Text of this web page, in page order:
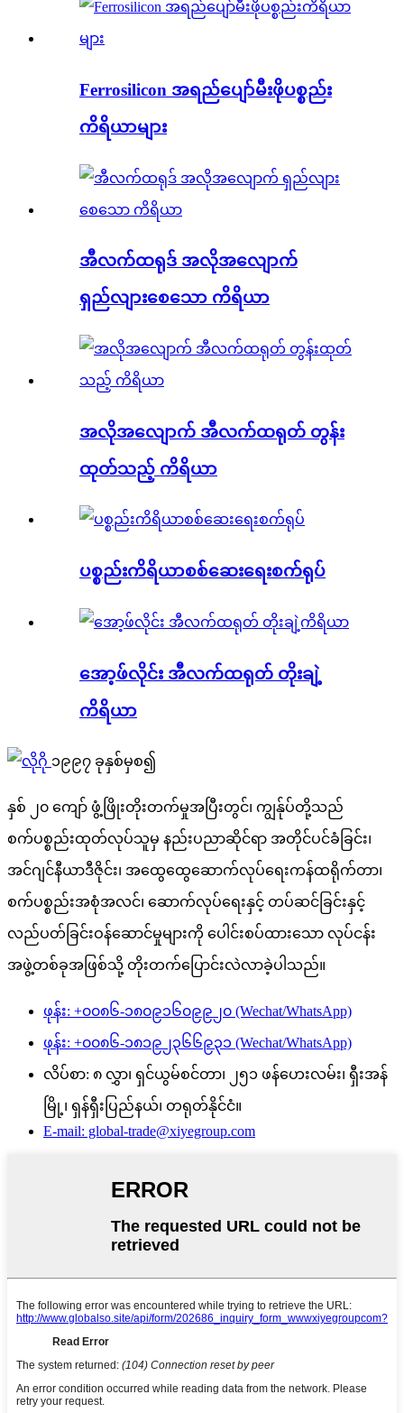
Ferrosilicon အရည်ပျော်မီးဖိုပစ္စည်း
ကိရိယာများ
အီလက်ထရုဒ် အလိုအလျောက်
ရှည်လျားစေသော ကိရိယာ
အလိုအလျောက် အီလက်ထရုတ် တွန်း
ထုတ်သည့် ကိရိယာ
ပစ္စည်းကိရိယာစစ်ဆေးရေးစက်ရုပ်
အော့ဖ်လိုင်း အီလက်ထရုတ် တိုးချဲ့
ကိရိယာ
၁၉၉၇ ခုနှစ်မှစ၍
နှစ် ၂၀ ကျော် ဖွံ့ဖြိုးတိုးတက်မှုအပြီးတွင်၊ ကျွန်ုပ်တို့သည်
စက်ပစ္စည်းထုတ်လုပ်သူမှ နည်းပညာဆိုင်ရာ အတိုင်ပင်ခံခြင်း၊
အင်ဂျင်နီယာဒီဇိုင်း၊ အထွေထွေဆောက်လုပ်ရေးကန်ထရိုက်တာ၊
စက်ပစ္စည်းအစုံအလင်၊ ဆောက်လုပ်ရေးနှင့် တပ်ဆင်ခြင်းနှင့်
လည်ပတ်ခြင်းဝန်ဆောင်မှုများကို ပေါင်းစပ်ထားသော လုပ်ငန်း
အဖွဲ့တစ်ခုအဖြစ်သို့ တိုးတက်ပြောင်းလဲလာခဲ့ပါသည်။
ဖုန်း: +၀၀၈၆-၁၈၀၉၁၆၀၉၉၂၀ (Wechat/WhatsApp)
ဖုန်း: +၀၀၈၆-၁၈၁၉၂၃၆၆၉၃၁ (Wechat/WhatsApp)
လိပ်စာ: ၈ လွှာ၊ ရှင်ယွမ်စင်တာ၊ ၂၅၁ ဖန်ဟေးလမ်း၊ ရှီးအန်
မြို့၊ ရှန်ရှီးပြည်နယ်၊ တရုတ်နိုင်ငံ။
E-mail: global-trade@xiyegroup.com